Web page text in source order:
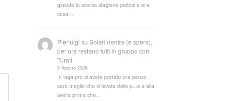
giocato la scorsa stagione pietosi e ora
cosa…
Pierluigi suSoleri rientra (e spera),
per ora restano tutti in gruppo con
Turati
5 Agosto 2026
In lega pro ci avete portato ora penso
sarà meglio che vi levate dalle p...e e alla
svelta prima che…